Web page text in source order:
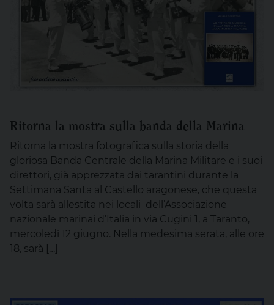
Ritorna la mostra sulla banda della Marina
Ritorna la mostra fotografica sulla storia della
gloriosa Banda Centrale della Marina Militare e i suoi
direttori, già apprezzata dai tarantini durante la
Settimana Santa al Castello aragonese, che questa
volta sarà allestita nei locali dell’Associazione
nazionale marinai d’Italia in via Cugini 1, a Taranto,
mercoledì 12 giugno. Nella medesima serata, alle ore
18, sarà […]